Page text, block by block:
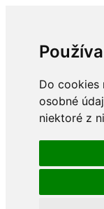
Do cookies
osobné
niektoré z